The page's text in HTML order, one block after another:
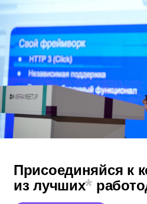
Присоединяйся к
из лучших*